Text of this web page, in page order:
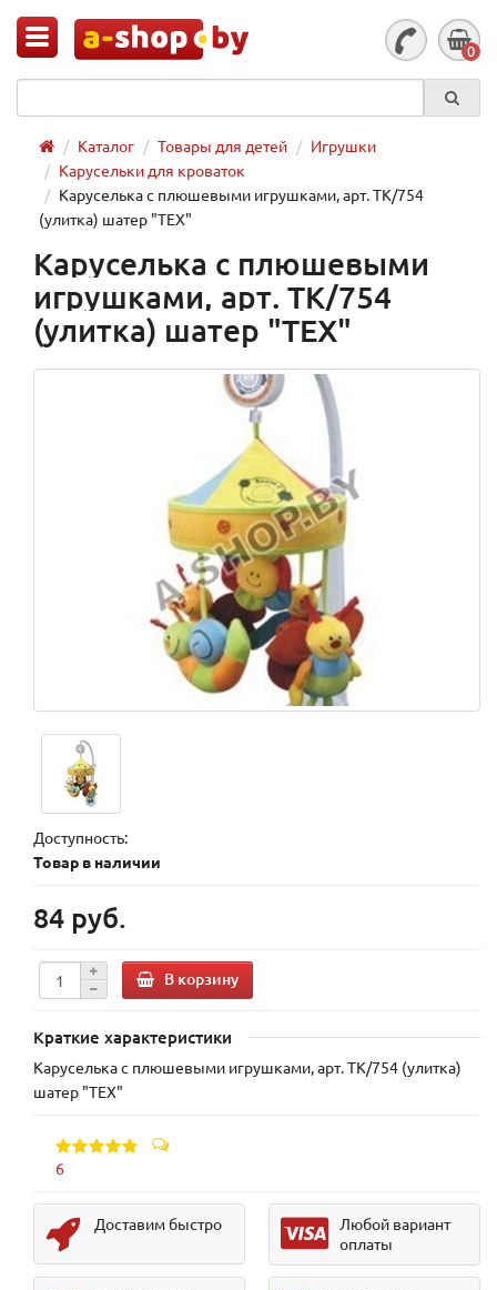
0
Каталог Товары для детей
Игрушки
Карусельки для кроваток
Каруселька с плюшевыми игрушками, арт. TK/754
(улитка) шатер "TEX"
Каруселька с плюшевыми
игрушками, арт. TK/754
(улитка) шатер "TEX"
Доступность:
Товар в наличии
84 руб.
В корзину
Краткие характеристики
Каруселька с плюшевыми игрушками, арт. TK/754 (улитка)
шатер "TEX"
6
Доставим быстро
Любой вариант
оплаты